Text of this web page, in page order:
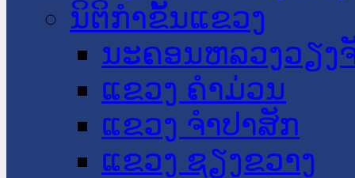
ນິຕິກໍາຂັ້ນແຂວງ
ນະ​ຄອນ​ຫລວງວຽງ
ແຂວງ ຄໍາມ່ວນ
ແຂວງ ຈໍາປາສັກ
ແຂວງ ຊຽງຂວາງ